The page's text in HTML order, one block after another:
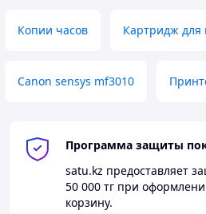
Копии часов Картридж для
Canon sensys mf3010
Программа защиты
satu.kz предоставляет
50 000 тг при
корзину.